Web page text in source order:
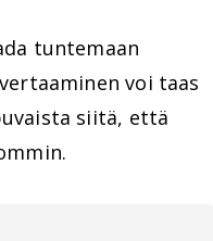
tuntemaan
voi taas
siitä, että